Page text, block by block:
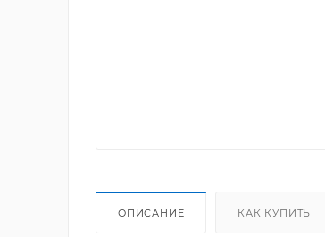
ОПИСАНИЕ КАК КУПИТЬ